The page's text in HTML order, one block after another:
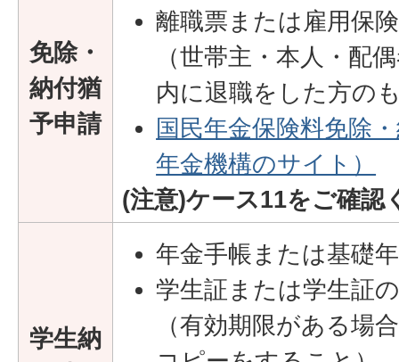
免除・
納付猶
予申請
離職票または雇用保
（世帯主・本人・配
内に退職をした方の
国民年金保険料免除
年金機構のサイト）
(注意)ケース11をご確認
学生納
年金手帳または基礎
学生証または学生証
（有効期限がある場